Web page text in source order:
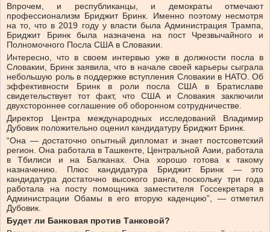
Впрочем, и республиканцы, и демократы отмечают
профессионализм Бриджит Бринк. Именно поэтому несмотря
на то, что в 2019 году у власти была Администрация Трампа,
Бриджит Бринк была назначена на пост Чрезвычайного и
Полномочного Посла США в Словакии.
Интересно, что в своем интервью уже в должности посла в
Словакии, Бринк заявила, что в начале своей карьеры сыграла
небольшую роль в поддержке вступления Словакии в НАТО. Об
эффективности Бринк в роли посла США в Братиславе
свидетельствует тот факт, что США и Словакия заключили
двухстороннее соглашение об оборонном сотрудничестве.
Директор Центра международных исследований Владимир
Дубовик положительно оценил кандидатуру Бриджит Бринк.
“Она — достаточно опытный дипломат и знает постсоветский
регион. Она работала в Ташкенте, Центральной Азии, работала
в Тбилиси и на Балканах. Она хорошо готова к такому
назначению. Плюс кандидатура Бриджит Бринк — это
кандидатура достаточно высокого ранга, поскольку три года
работала на посту помощника заместителя Госсекретаря в
Администрации Обамы в его вторую каденцию”, — отметил
Дубовик.
Будет ли Банковая против Танковой?